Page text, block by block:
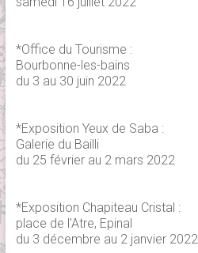
*Office du Tourisme :
Bourbonne-les-bains
du 3 au 30 juin 2022
*Exposition Yeux de Saba :
Galerie du Bailli
du 25 février au 2 mars 2022
*Exposition Chapiteau Cristal :
place de l'Atre, Epinal
du 3 décembre au 2 janvier 2022